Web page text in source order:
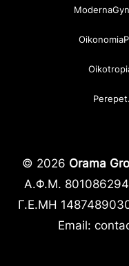
© 2026 Orama
Α.Φ.Μ. 801086294
Γ.Ε.ΜΗ
Email: